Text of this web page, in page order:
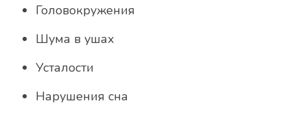
Головокружения
Шума в ушах
Усталости
Нарушения сна